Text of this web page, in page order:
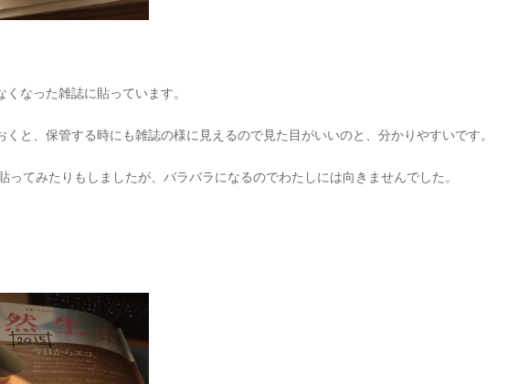
くなった雑誌に貼っています。
くと、保管する時にも雑誌の様に見えるので見た目がいいのと、分かりやすいです。
ってみたりもしましたが、バラバラになるのでわたしには向きませんでした。